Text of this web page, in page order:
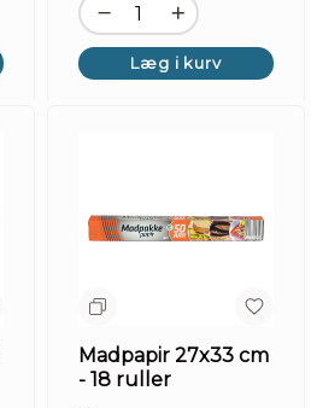
Læg i kurv
Madpapir 27x33 cm
- 18 ruller